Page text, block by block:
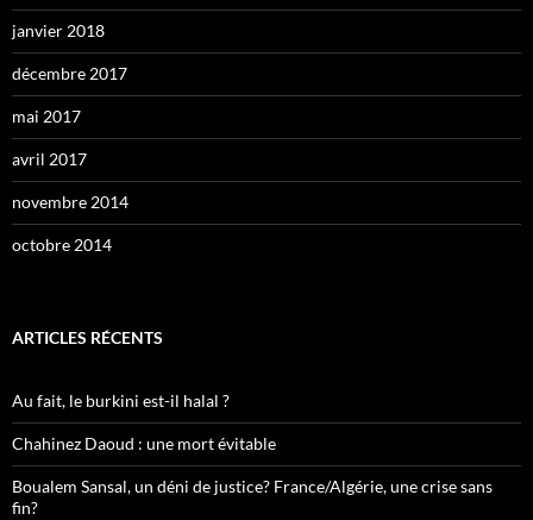
janvier 2018
décembre 2017
mai 2017
avril 2017
novembre 2014
octobre 2014
ARTICLES RÉCENTS
Au fait, le burkini est-il halal ?
Chahinez Daoud : une mort évitable
Boualem Sansal, un déni de justice? France/Algérie, une crise sans
fin?